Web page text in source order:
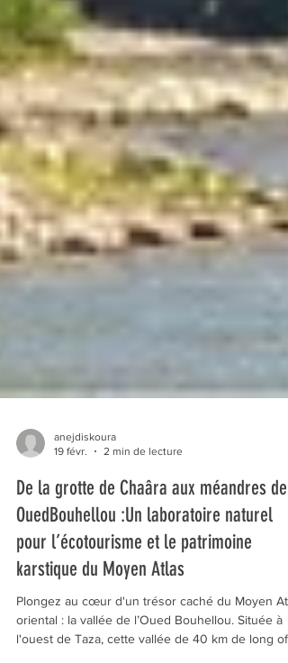
19 févr.
2 min de lecture
De la grotte de Chaâra aux méandres de
OuedBouhellou :Un laboratoire naturel
pour l’écotourisme et le patrimoine
karstique du Moyen Atlas
Plongez au cœur d'un trésor caché du Moyen
oriental : la vallée de l’Oued Bouhellou. Située à